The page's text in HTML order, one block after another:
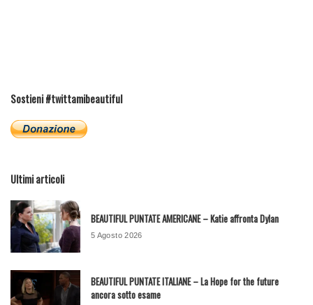
Sostieni #twittamibeautiful
Ultimi articoli
BEAUTIFUL PUNTATE AMERICANE – Katie affronta Dylan
5 Agosto 2026
BEAUTIFUL PUNTATE ITALIANE – La Hope for the future
ancora sotto esame